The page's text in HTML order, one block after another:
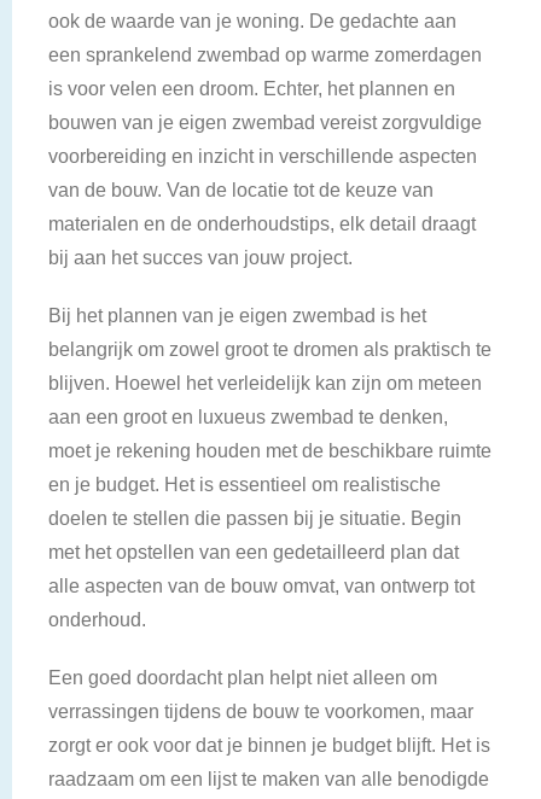
ook de waarde van je woning. De gedachte aan
een sprankelend zwembad op warme zomerdagen
is voor velen een droom. Echter, het plannen en
bouwen van je eigen zwembad vereist zorgvuldige
voorbereiding en inzicht in verschillende aspecten
van de bouw. Van de locatie tot de keuze van
materialen en de onderhoudstips, elk detail draagt
bij aan het succes van jouw project.
Bij het plannen van je eigen zwembad is het
belangrijk om zowel groot te dromen als praktisch te
blijven. Hoewel het verleidelijk kan zijn om meteen
aan een groot en luxueus zwembad te denken,
moet je rekening houden met de beschikbare ruimte
en je budget. Het is essentieel om realistische
doelen te stellen die passen bij je situatie. Begin
met het opstellen van een gedetailleerd plan dat
alle aspecten van de bouw omvat, van ontwerp tot
onderhoud.
Een goed doordacht plan helpt niet alleen om
verrassingen tijdens de bouw te voorkomen, maar
zorgt er ook voor dat je binnen je budget blijft. Het is
raadzaam om een lijst te maken van alle benodigde